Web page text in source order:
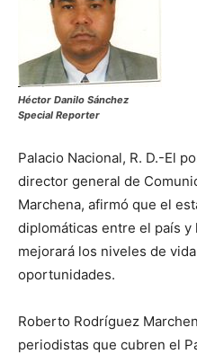
Héctor Danilo Sánchez
Special Reporter
Palacio Nacional, R. D.-El
director general de
Marchena, afirmó que el
diplomáticas entre el país y
mejorará los niveles de
oportunidades.
Roberto Rodríguez
periodistas que cubren el